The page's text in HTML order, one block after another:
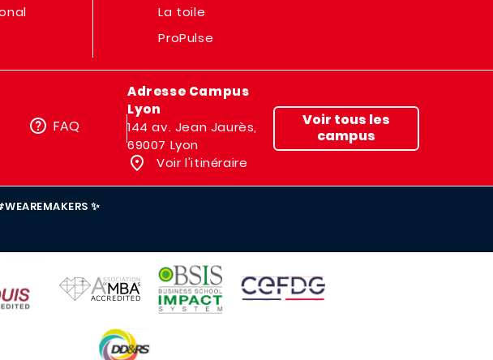
La toile
ProPulse
FAQ
Adresse Campus
Lyon
144 av. Jean Jaurès,
69007 Lyon
Voir l'itinéraire
Voir tous les
campus
✨
IMAGE
IMAGE
IMAGE
IMAGE